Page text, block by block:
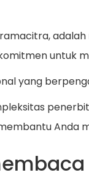
untuk
yang
Anda